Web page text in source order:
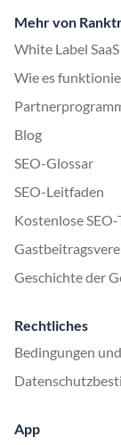
Mehr von
White Label
Wie es
Blog
SEO-Glossar
SEO-Leitfaden
Kostenlose SEO-
Geschichte der
Rechtliches
Bedingungen
App